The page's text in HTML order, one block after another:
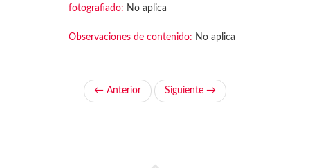
fotografiado: No aplica
Observaciones de contenido: No aplica
← Anterior Siguiente →